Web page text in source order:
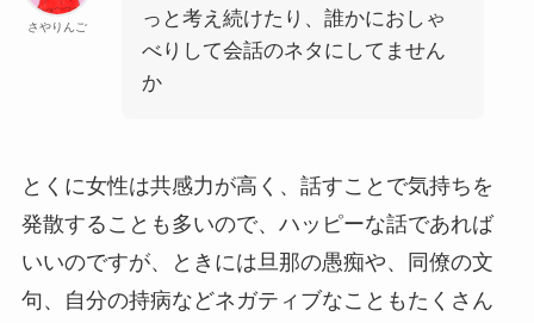
さやりんご
っと考え続けたり、誰かにおしゃ
べりして会話のネタにしてません
か
とくに女性は共感力が高く、話すことで気持ちを
発散することも多いので、ハッピーな話であれば
いいのですが、ときには旦那の愚痴や、同僚の文
句、自分の持病などネガティブなこともたくさん